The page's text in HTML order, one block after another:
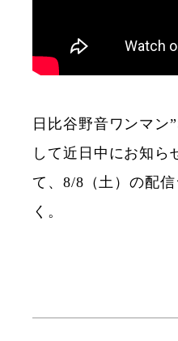
日比谷野音ワンマン
して近日中にお知
て、8/8（土）の配
く。